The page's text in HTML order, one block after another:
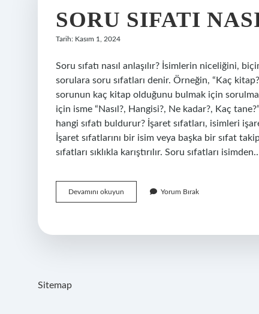
SORU SIFATI
Tarih: Kasım 1, 2024
Soru sıfatı nasıl anlaşılır? İsimlerin niceliğini,
sorulara soru sıfatları denir. Örneğin, “Kaç
sorunun kaç kitap olduğunu bulmak için
için isme “Nasıl?, Hangisi?, Ne kadar?, Kaç
hangi sıfatı buldurur? İşaret sıfatları, isimleri
İşaret sıfatlarını bir isim veya başka bir sıfat
sıfatları sıklıkla karıştırılır. Soru sıfatları
Devamını okuyun
Sıfatı
Yorum Bırak
Sitemap